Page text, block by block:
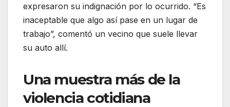
expresaron su indignación por lo ocurrido. “Es
inaceptable que algo así pase en un lugar de
trabajo”, comentó un vecino que suele llevar
su auto allí.
Una muestra más de la
violencia cotidiana